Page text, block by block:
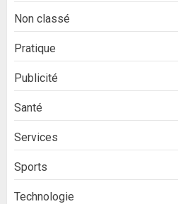
Non classé
Pratique
Publicité
Santé
Services
Sports
Technologie